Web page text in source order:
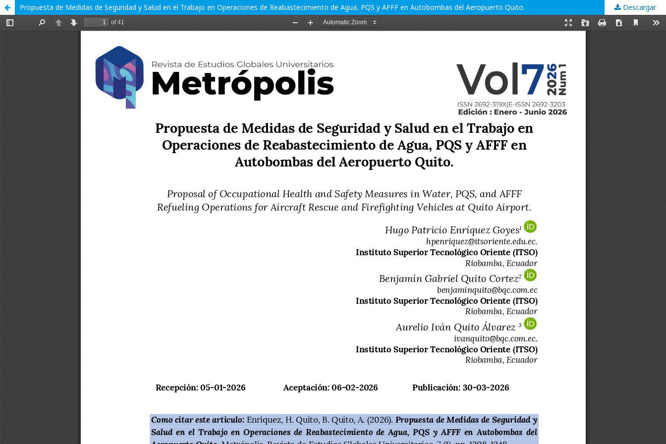
Propuesta de Medidas de Seguridad y Salud en el Trabajo en Operaciones de Reabastecimiento de Agua, PQS y AFFF en Autobombas del Aeropuerto Quito. Descargar